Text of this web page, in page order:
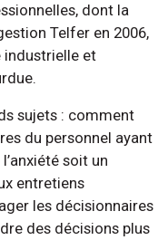
dont la
Telfer en 2006,
industrielle et
sujets : comment
du personnel ayant
soit un
entretiens
les décisionnaires
des décisions plus